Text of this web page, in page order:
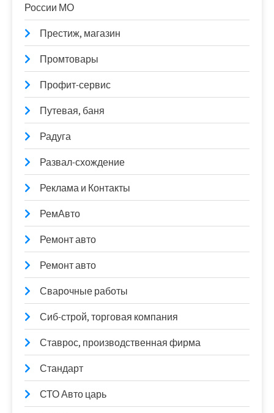
России МО
Престиж, магазин
Промтовары
Профит-сервис
Путевая, баня
Радуга
Развал-схождение
Реклама и Контакты
РемАвто
Ремонт авто
Ремонт авто
Сварочные работы
Сиб-строй, торговая компания
Ставрос, производственная фирма
Стандарт
СТО Авто царь